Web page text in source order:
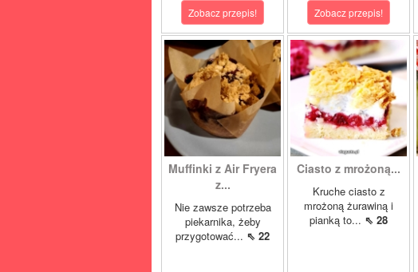
Zobacz przepis! Zobacz przepis!
Muffinki z Air Fryera
z...
Nie zawsze potrzeba
piekarnika, żeby
przygotować... ⇖ 22
Ciasto z mrożoną...
Kruche ciasto z
mrożoną żurawiną i
pianką to... ⇖ 28